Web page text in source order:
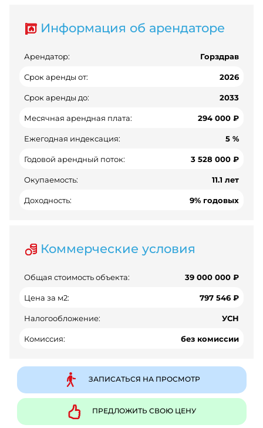
Информация об арендаторе
Арендатор: Горздрав
Срок аренды от: 2026
Срок аренды до: 2033
Месячная арендная плата: 294 000 ₽
Ежегодная индексация: 5 %
Годовой арендный поток: 3 528 000 ₽
Окупаемость: 11.1 лет
Доходность: 9% годовых
Коммерческие условия
Общая стоимость объекта: 39 000 000 ₽
Цена за м2: 797 546 ₽
Налогообложение: УСН
Комиссия: без комиссии
ЗАПИСАТЬСЯ НА ПРОСМОТР
ПРЕДЛОЖИТЬ СВОЮ ЦЕНУ